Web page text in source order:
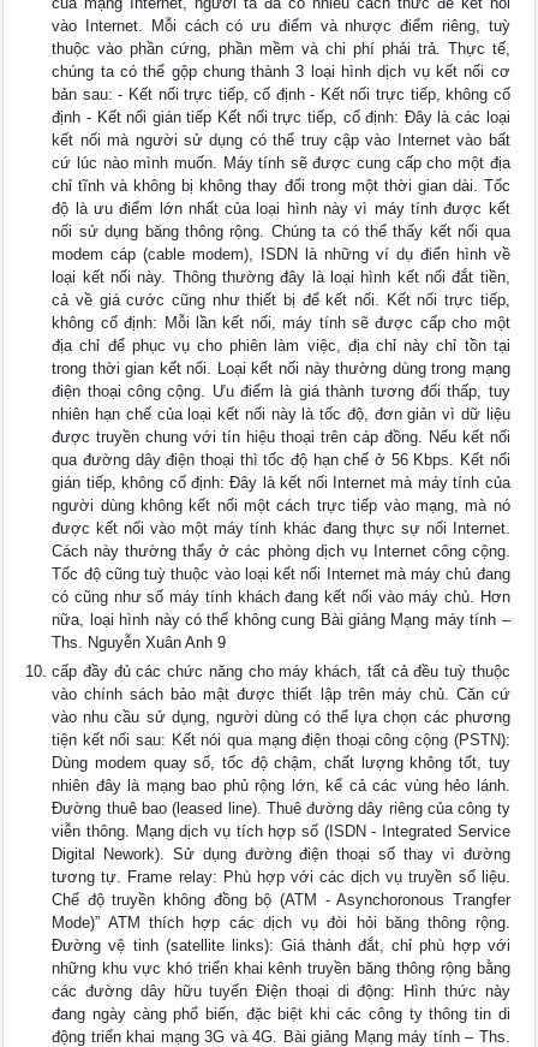
vào Internet. Mỗi cách có ưu điểm và nhược điểm riêng, tuỳ
thuộc vào phần cứng, phần mềm và chi phí phải trả. Thực tế,
chúng ta có thể gộp chung thành 3 loại hình dịch vụ kết nối cơ
bản sau: - Kết nối trực tiếp, cố định - Kết nối trực tiếp, không cố
định - Kết nối gián tiếp Kết nối trực tiếp, cố định: Đây là các loại
kết nối mà người sử dụng có thể truy cập vào Internet vào bất
cứ lúc nào mình muốn. Máy tính sẽ được cung cấp cho một địa
chỉ tĩnh và không bị không thay đổi trong một thời gian dài. Tốc
độ là ưu điểm lớn nhất của loại hình này vì máy tính được kết
nối sử dụng băng thông rộng. Chúng ta có thể thấy kết nối qua
modem cáp (cable modem), ISDN là những ví dụ điển hình về
loại kết nối này. Thông thường đây là loại hình kết nối đắt tiền,
cả về giá cước cũng như thiết bị để kết nối. Kết nối trực tiếp,
không cố định: Mỗi lần kết nối, máy tính sẽ được cấp cho một
địa chỉ để phục vụ cho phiên làm việc, địa chỉ này chỉ tồn tại
trong thời gian kết nối. Loại kết nối này thường dùng trong mạng
điện thoại công cộng. Ưu điểm là giá thành tương đối thấp, tuy
nhiên hạn chế của loại kết nối này là tốc độ, đơn giản vì dữ liệu
được truyền chung với tín hiệu thoại trên cáp đồng. Nếu kết nối
qua đường dây điện thoại thì tốc độ hạn chế ở 56 Kbps. Kết nối
gián tiếp, không cố định: Đây là kết nối Internet mà máy tính của
người dùng không kết nối một cách trực tiếp vào mạng, mà nó
được kết nối vào một máy tính khác đang thực sự nối Internet.
Cách này thường thấy ở các phòng dịch vụ Internet công cộng.
Tốc độ cũng tuỳ thuộc vào loại kết nối Internet mà máy chủ đang
có cũng như số máy tính khách đang kết nối vào máy chủ. Hơn
nữa, loại hình này có thể không cung Bài giảng Mạng máy tính –
Ths. Nguyễn Xuân Anh 9
cấp đầy đủ các chức năng cho máy khách, tất cả đều tuỳ thuộc
vào chính sách bảo mật được thiết lập trên máy chủ. Căn cứ
vào nhu cầu sử dụng, người dùng có thể lựa chọn các phương
tiện kết nối sau: Kết nói qua mạng điện thoại công cộng (PSTN):
Dùng modem quay số, tốc độ chậm, chất lượng không tốt, tuy
nhiên đây là mạng bao phủ rộng lớn, kể cả các vùng hẻo lánh.
Đường thuê bao (leased line). Thuê đường dây riêng của công ty
viễn thông. Mạng dịch vụ tích hợp số (ISDN - Integrated Service
Digital Nework). Sử dụng đường điện thoại số thay vì đường
tương tự. Frame relay: Phù hợp với các dịch vụ truyền số liệu.
Chế độ truyền không đồng bộ (ATM - Asynchoronous Trangfer
Mode)” ATM thích hợp các dịch vụ đòi hỏi băng thông rộng.
Đường vệ tinh (satellite links): Giá thành đắt, chỉ phù hợp với
những khu vực khó triển khai kênh truyền băng thông rộng bằng
các đường dây hữu tuyến Điện thoại di động: Hình thức này
đang ngày càng phổ biến, đặc biệt khi các công ty thông tin di
động triển khai mạng 3G và 4G. Bài giảng Mạng máy tính – Ths.